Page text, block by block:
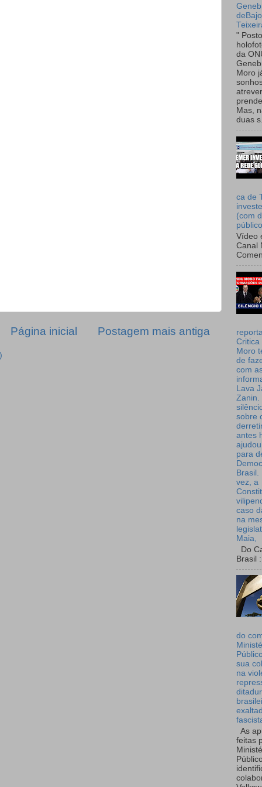
Postagem mais antiga
Página inicial
"
da
Moro
Mas,
duas
ca de
(com
Vídeo
Canal
Critica
Moro
de
com
Lava
Zanin.
sobre
antes
para
Brasil.
vez, a
caso
na
Maia,
Do
Brasil :
do
sua
na
As
feitas